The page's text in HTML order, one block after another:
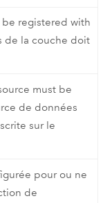
be registered with
de la couche doit
must be
de données
sur le
pour ou ne
de